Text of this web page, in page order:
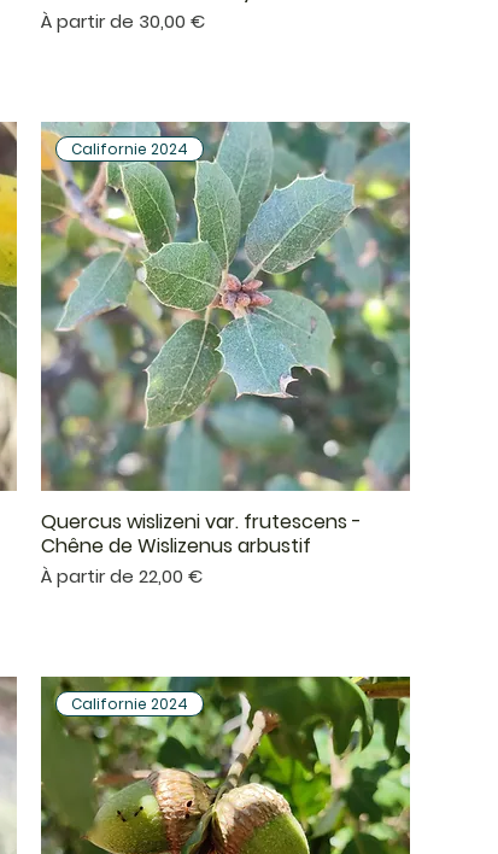
À partir de 30,00 €
Prix promotionnel
Aperçu rapide
Californie 2024
Quercus wislizeni var. frutescens -
Chêne de Wislizenus arbustif
À partir de22,00 €
Prix promotionnel
Californie 2024